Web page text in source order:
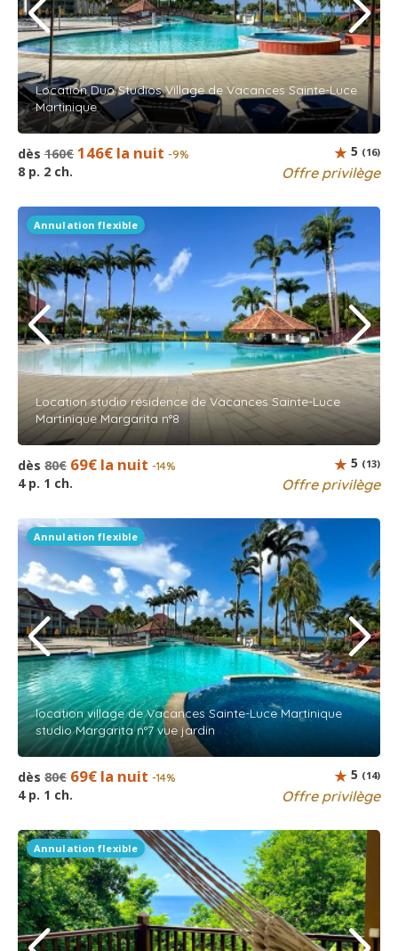
Location Duo Studios Village de Vacances Sainte-Luce
Martinique
dès 160€ 146€ la nuit -9%
8 p. 2 ch. Offre privilège
5 (16)
Annulation flexible
Location studio résidence de Vacances Sainte-Luce
Martinique Margarita n°8
dès 80€ 69€ la nuit -14%
4 p. 1 ch. Offre privilège
5 (13)
Annulation flexible
location village de Vacances Sainte-Luce Martinique
studio Margarita n°7 vue jardin
dès 80€ 69€ la nuit -14%
4 p. 1 ch. Offre privilège
5 (14)
Annulation flexible